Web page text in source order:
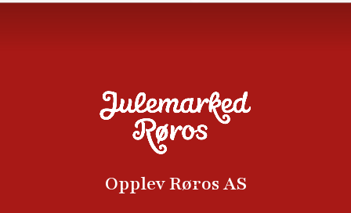
Opplev Røros AS